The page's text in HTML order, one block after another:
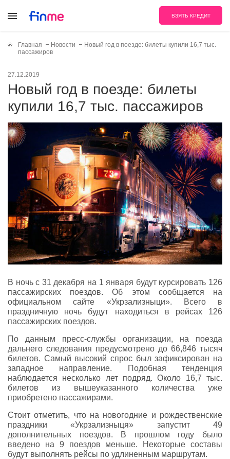
ВЗЯТЬ КРЕДИТ
Главная Новости
Новый год в поезде: билеты купили 16,7 тыс.
пассажиров
27.12.2019
Новый год в поезде: билеты
купили 16,7 тыс. пассажиров
В ночь с 31 декабря на 1 января будут курсировать 126
пассажирских поездов. Об этом сообщается на
официальном сайте «Укрзализныци». Всего в
праздничную ночь будут находиться в рейсах 126
пассажирских поездов.
По данным пресс-службы организации, на поезда
дальнего следования предусмотрено до 66,846 тысяч
билетов. Самый высокий спрос был зафиксирован на
западное направление. Подобная тенденция
наблюдается несколько лет подряд. Около 16,7 тыс.
билетов из вышеуказанного количества уже
приобретено пассажирами.
Стоит отметить, что на новогодние и рождественские
праздники «Укрзализныця» запустит 49
дополнительных поездов. В прошлом году было
введено на 9 поездов меньше. Некоторые составы
будут выполнять рейсы по удлиненным маршрутам.